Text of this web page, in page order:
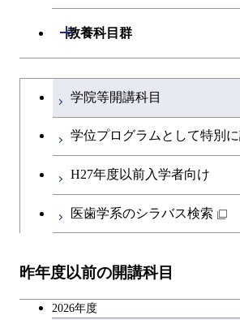
共通専門科目
共通専門科目
融合理工学系
初年次専門科目
工学院，物質理工学院
教養科目群
開閉
文系教養科目
英語科目
第二外国語科目
アントレプレナーシッ
学士課程を切り替える
学院等開講科目
学位プログラムとして特別
H27年度以前入学者向け
医歯学系のシラバス検索
昨年度以前の開講科目
2026年度